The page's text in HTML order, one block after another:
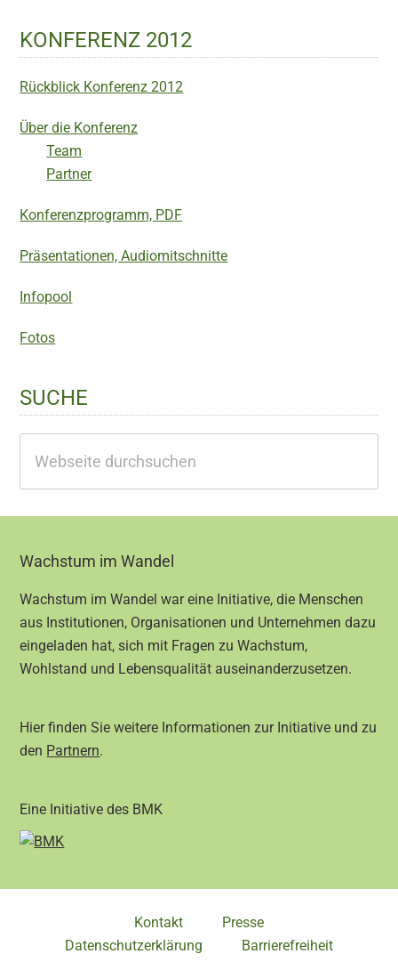
KONFERENZ 2012
Rückblick Konferenz 2012
Über die Konferenz
Team
Partner
Konferenzprogramm, PDF
Präsentationen, Audiomitschnitte
Infopool
Fotos
SUCHE
durchsuchen
Footer
Wachstum im Wandel
Wachstum im Wandel war eine Initiative, die Menschen
aus Institutionen, Organisationen und Unternehmen dazu
eingeladen hat, sich mit Fragen zu Wachstum,
Wohlstand und Lebensqualität auseinanderzusetzen.
Hier finden Sie weitere Informationen zur Initiative und zu
den Partnern.
Eine Initiative des BMK
Kontakt
Presse
Datenschutzerklärung
Barrierefreiheit